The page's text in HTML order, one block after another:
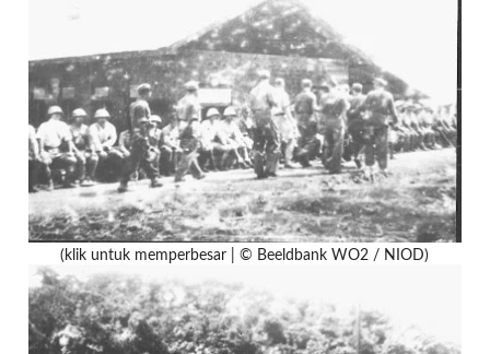
(klik untuk memperbesar | © Beeldbank WO2 / NIOD)